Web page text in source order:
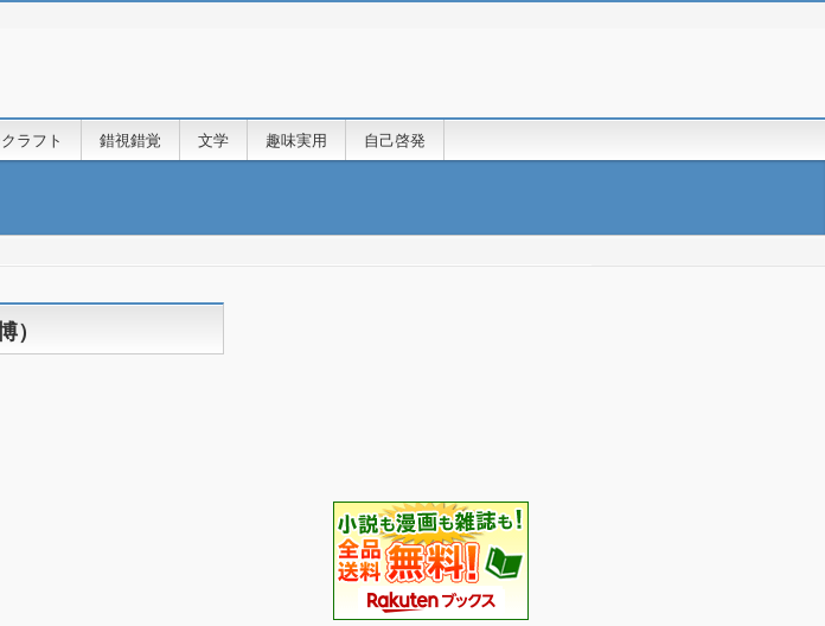
ラフト 錯視錯覚 文学 趣味実用 自己啓発
）